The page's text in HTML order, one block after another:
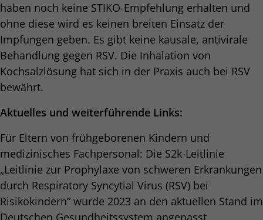
haben noch keine STIKO-Empfehlung erhalten und
ohne diese wird es keinen breiten Einsatz der
Impfungen geben. Es gibt keine kausale, antivirale
Behandlung gegen RSV. Die Inhalation von
Kochsalzlösung hat sich in der Praxis auch bei RSV
bewährt.
Aktuelles und weiterführende Links:
Für Eltern von frühgeborenen Kindern und
medizinisches Fachpersonal: Die S2k-Leitlinie
„Leitlinie zur Prophylaxe von schweren Erkrankungen
durch Respiratory Syncytial Virus (RSV) bei
Risikokindern“ wurde 2023 an den aktuellen Stand im